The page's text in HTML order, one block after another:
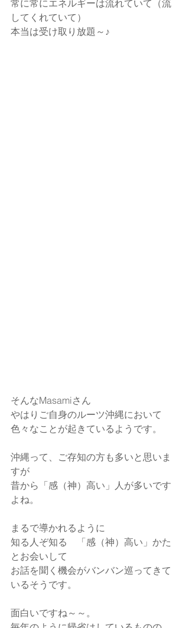
常に常にエネルギーは流れていて（流
してくれていて）
本当は受け取り放題～♪
そんなMasamiさん
やはりご自身のルーツ沖縄において
色々なことが起きているようです。
沖縄って、ご存知の方も多いと思いま
すが
昔から「感（神）高い」人が多いです
よね。
まるで導かれるように
知る人ぞ知る　「感（神）高い」かた
とお会いして
お話を聞く機会がバンバン巡ってきて
いるそうです。
面白いですね～～。